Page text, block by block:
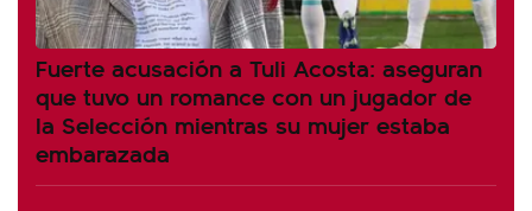
Fuerte acusación a Tuli Acosta: aseguran
que tuvo un romance con un jugador de
la Selección mientras su mujer estaba
embarazada